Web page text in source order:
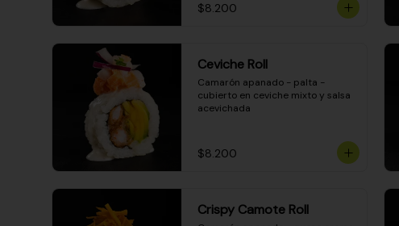
$8.200
Ceviche Roll
Camarón apanado - palta -
cubierto en ceviche mixto y salsa
acevichada
$8.200
Crispy Camote Roll